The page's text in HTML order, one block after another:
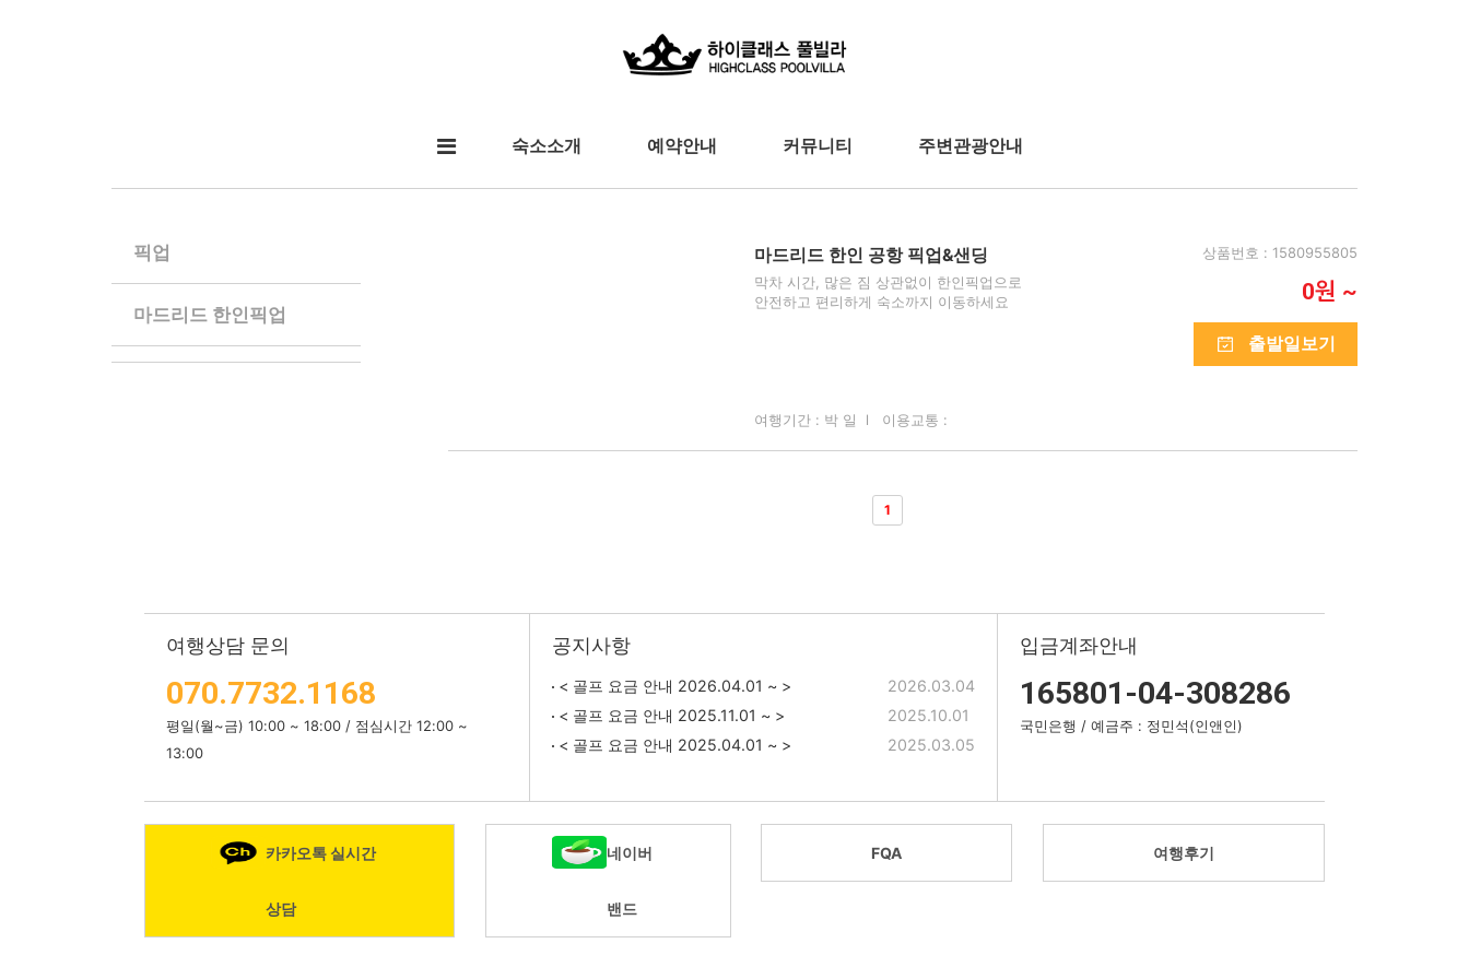
숙소소개 예약안내 커뮤니티 주변관광안내
픽업
마드리드 한인픽업
마드리드 한인 공항 픽업&샌딩
막차 시간, 많은 짐 상관없이 한인픽업으로
안전하고 편리하게 숙소까지 이동하세요
여행기간 : 박 일 l 이용교통 :
상품번호 : 1580955805
0원 ~
출발일보기
1
여행상담 문의 공지사항 입금계좌안내
070.7732.1168
평일(월~금) 10:00 ~ 18:00 / 점심시간 12:00 ~
13:00
< 골프 요금 안내 2026.04.01 ~ >
2026.03.04
< 골프 요금 안내 2025.11.01 ~ >
2025.10.01
< 골프 요금 안내 2025.04.01 ~ >
2025.03.05
165801-04-308286
국민은행 / 예금주 : 정민석(인앤인)
카카오톡 실시간
상담
네이버
밴드
FQA 여행후기